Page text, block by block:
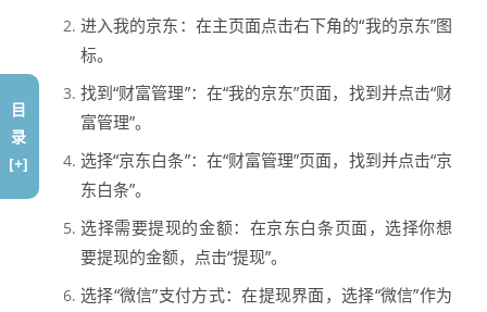
进入我的京东：在主页面点击右下角的“我的京东”图
标。
找到“财富管理”：在“我的京东”页面，找到并点击“财
富管理”。
选择“京东白条”：在“财富管理”页面，找到并点击“京
东白条”。
选择需要提现的金额：在京东白条页面，选择你想
要提现的金额，点击“提现”。
选择“微信”支付方式：在提现界面，选择“微信”作为
目
录
[+]